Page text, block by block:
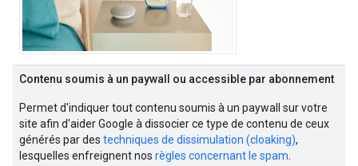
Contenu soumis à un paywall ou accessible par abonnement
Permet d'indiquer tout contenu soumis à un paywall sur votre
site afin d'aider Google à dissocier ce type de contenu de ceux
générés par des techniques de dissimulation (cloaking),
lesquelles enfreignent nos règles concernant le spam.